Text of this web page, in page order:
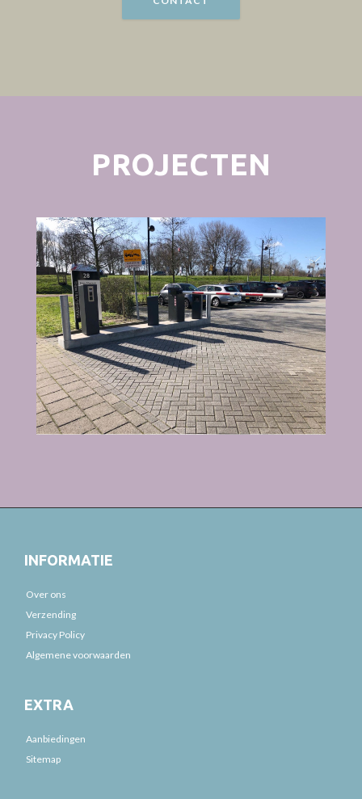
PROJECTEN
INFORMATIE
Over ons
Verzending
Privacy Policy
Algemene voorwaarden
EXTRA
Aanbiedingen
Sitemap